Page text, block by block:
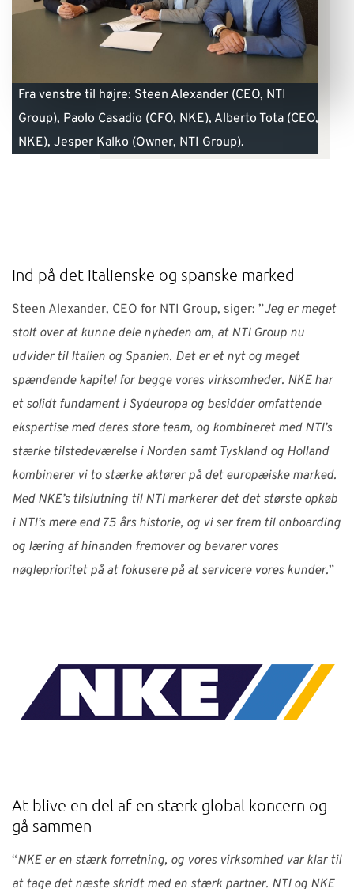
Fra venstre til højre: Steen Alexander (CEO, NTI
Group), Paolo Casadio (CFO, NKE), Alberto Tota (CEO,
NKE), Jesper Kalko (Owner, NTI Group).
Ind på det italienske og spanske marked
Steen Alexander, CEO for NTI Group, siger: ”Jeg er meget
stolt over at kunne dele nyheden om, at NTI Group nu
udvider til Italien og Spanien. Det er et nyt og meget
spændende kapitel for begge vores virksomheder. NKE har
et solidt fundament i Sydeuropa og besidder omfattende
ekspertise med deres store team, og kombineret med NTI’s
stærke tilstedeværelse i Norden samt Tyskland og Holland
kombinerer vi to stærke aktører på det europæiske marked.
Med NKE’s tilslutning til NTI markerer det det største opkøb
i NTI’s mere end 75 års historie, og vi ser frem til onboarding
og læring af hinanden fremover og bevarer vores
nøgleprioritet på at fokusere på at servicere vores kunder.”
At blive en del af en stærk global koncern og
gå sammen
“NKE er en stærk forretning, og vores virksomhed var klar til
at tage det næste skridt med en stærk partner. NTI og NKE